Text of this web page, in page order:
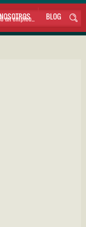
NOSOTROS BLOG